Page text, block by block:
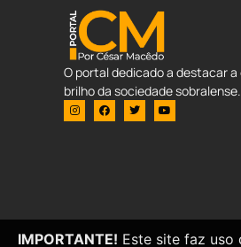
O portal dedicado a destacar a
brilho da sociedade sobralense.
IMPORTANTE! Este site faz uso